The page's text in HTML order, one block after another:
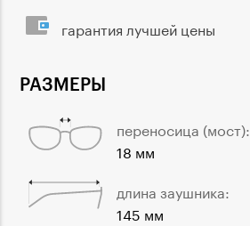
РАЗМЕРЫ
переносица (мост):
18 мм
длина заушника:
145 мм
гарантия лучшей цены